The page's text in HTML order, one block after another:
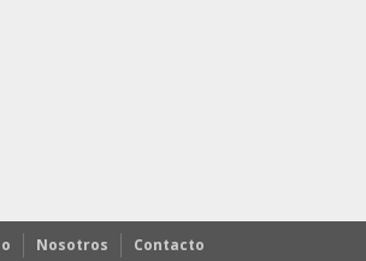
Nosotros Contacto